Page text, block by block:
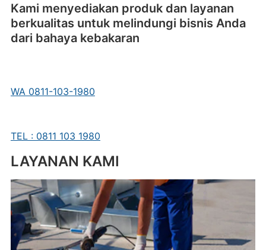
Kami menyediakan produk dan layanan
berkualitas untuk melindungi bisnis Anda
dari bahaya kebakaran
WA 0811-103-1980
TEL : 0811 103 1980
LAYANAN KAMI